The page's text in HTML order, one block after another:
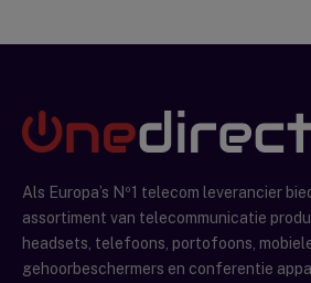
Als Europa’s Nº1 telecom leverancier
assortiment van telecommunicatie
headsets, telefoons, portofoons,
gehoorbeschermers en conferentie